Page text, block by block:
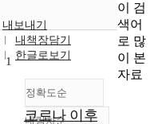
내보내기
내책장담기
한글로보기
정확도순
내림차순
1
코로나 이후
이 검
색어
로 많
이 본
자료